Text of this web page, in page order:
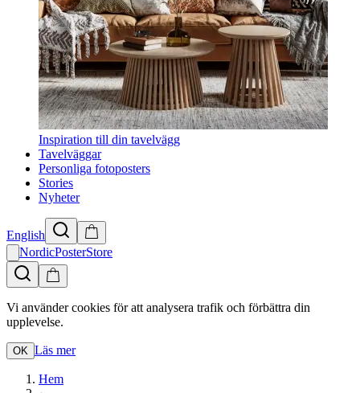
Inspiration till din tavelvägg
Tavelväggar
Personliga fotoposters
Stories
Nyheter
English
NordicPosterStore
Vi använder cookies för att analysera trafik och förbättra din
upplevelse.
OK Läs mer
Hem